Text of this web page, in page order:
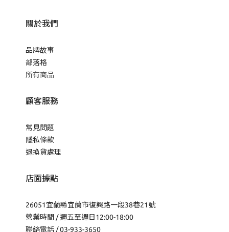
關於我們
品牌故事
部落格
所有商品
顧客服務
常見問題
隱私條款
退換貨處理
店面據點
26051宜蘭縣宜蘭市復興路一段38巷21號
營業時間 / 週五至週日12:00-18:00
聯絡電話 / 03-933-3650